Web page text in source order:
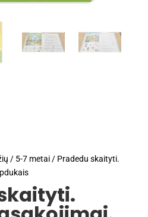
/ 5-7 metai/ Pradedu skaityti.